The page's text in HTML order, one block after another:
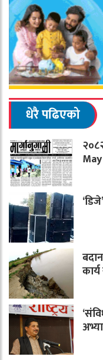
धेरै पढिएको